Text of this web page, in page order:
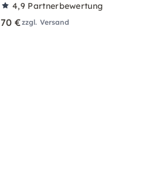
4,9 Partnerbewertung
70 €zzgl. Versand